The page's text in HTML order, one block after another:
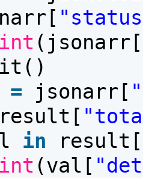
(jsonarr[
= jsonarr[
in result[
(val[